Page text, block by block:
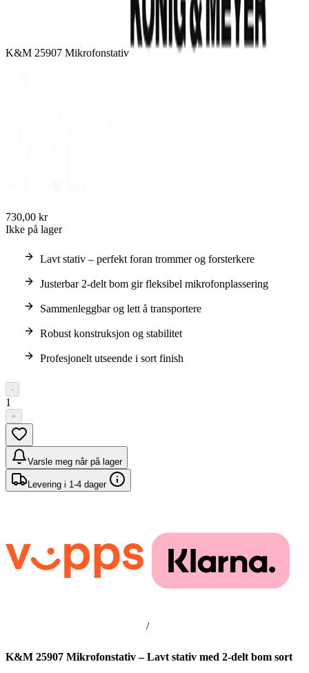
K&M 25907 Mikrofonstativ
730,00 kr
Ikke på lager
Lavt stativ – perfekt foran trommer og forsterkere
Justerbar 2-delt bom gir fleksibel mikrofonplassering
Sammenleggbar og lett å transportere
Robust konstruksjon og stabilitet
Profesjonelt utseende i sort finish
-
1
+
Varsle meg når på lager
Levering i 1-4 dager
/
K&M 25907 Mikrofonstativ – Lavt stativ med 2-delt bom sort